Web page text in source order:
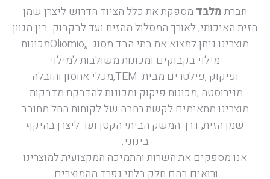
חברתמלבד מספקת את כלל הציוד הדרוש ליצרן שמן
הזית האיכותי, לאורך המסלול מהזית ועד לבקבוק. בין מגוון
מוצרינו ניתן למצוא את בתי הבד מסוג ,
Oliomio,מכונות
מילוי בקבוקים ומכונות משולבות למילוי
ופיקוק ,פילטרים מבית ,TEMמכלי אחסון והובלה
מנירוסטה ,מכונות פיקוק ומכונות להדבקת מדבקות.
מוצרינו מתאימים לקשת רחבה של לקוחות החל מחובב
שמן הזית, דרך המשק הביתי הקטן ועד ליצרן בהיקף
בינוני.
אנו מספקים את השרות והתמיכה המקצועית למוצרינו
ורואים בהם חלק בלתי נפרד מהמוצרים.